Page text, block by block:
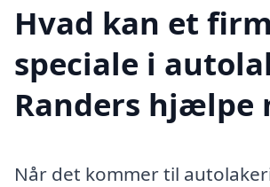
Hvad kan et
speciale i
Randers hjælpe
Når det kommer til